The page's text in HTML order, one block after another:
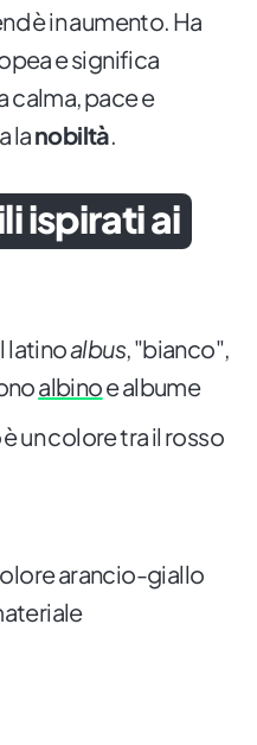
è in aumento. Ha
e significa
calma, pace e
lanobiltà.
ispirati ai
latinoalbus, "bianco",
albinoe albume
un colore tra il rosso
arancio-giallo